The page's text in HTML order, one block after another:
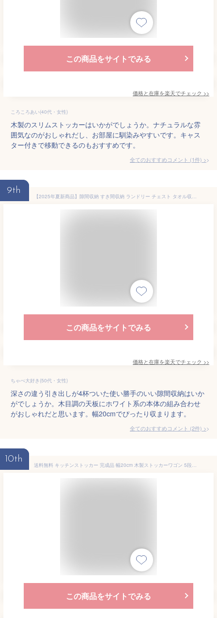
この商品をサイトでみる
価格と在庫を楽天でチェック >>
ころころあい(40代・女性)
木製のスリムストッカーはいかがでしょうか。ナチュラルな雰
囲気なのがおしゃれだし、お部屋に馴染みやすいです。キャス
ター付きで移動できるのもおすすめです。
全てのおすすめコメント (1件) >
9th
【2025年夏新商品】隙間収納 すき間収納 ランドリー チェスト タオル収納 スリム 幅20cm 幅25cm 洗面所 棚 ランドリーラック スリムラック サニタリーラック 引出し ＜ランドリーチェストスリムタイプ＞
この商品をサイトでみる
価格と在庫を楽天でチェック >>
ちゃぺ大好き(50代・女性)
深さの違う引き出しが4杯ついた使い勝手のいい隙間収納はいか
がでしょうか。木目調の天板にホワイト系の本体の組み合わせ
がおしゃれだと思います。幅20cmでぴったり収まります。
全てのおすすめコメント (2件) >
10th
送料無料 キッチンストッカー 完成品 幅20cm 木製ストッカーワゴン 5段収納 キャスター付き キッチンラック ストッカー スリム キッチン キッチンワゴン 省スペース 引き出し 隙間収納 すきま収納 タイル天板 サニタリーラック ランドリー おしゃれ ナチュラル MUD-6780NA
この商品をサイトでみる